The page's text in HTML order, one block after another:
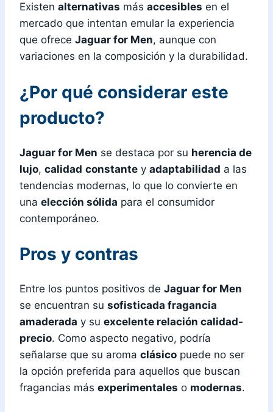
Existen alternativas más accesibles en el
mercado que intentan emular la experiencia
que ofrece Jaguar for Men, aunque con
variaciones en la composición y la durabilidad.
¿Por qué considerar este
producto?
Jaguar for Men se destaca por su herencia de
lujo, calidad constante y adaptabilidad a las
tendencias modernas, lo que lo convierte en
una elección sólida para el consumidor
contemporáneo.
Pros y contras
Entre los puntos positivos de Jaguar for Men
se encuentran su sofisticada fragancia
amaderada y su excelente relación calidad-
precio. Como aspecto negativo, podría
señalarse que su aroma clásico puede no ser
la opción preferida para aquellos que buscan
fragancias más experimentales o modernas.